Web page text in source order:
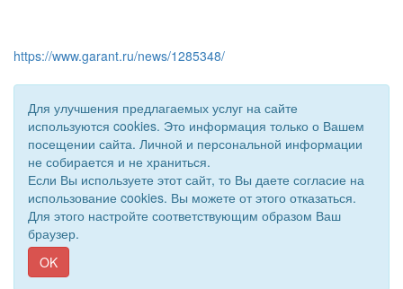
https://www.garant.ru/news/1285348/
© 2011 - 2026 Уполномоченный по правам человека. Все
права защищены.
Сайт создан при поддержке «
Для улучшения предлагаемых услуг на сайте
используются cookies. Это информация только о Вашем
посещении сайта. Личной и персональной информации
не собирается и не храниться.
Если Вы используете этот сайт, то Вы даете согласие на
использование cookies. Вы можете от этого отказаться.
Для этого настройте соответствующим образом Ваш
браузер.
OK